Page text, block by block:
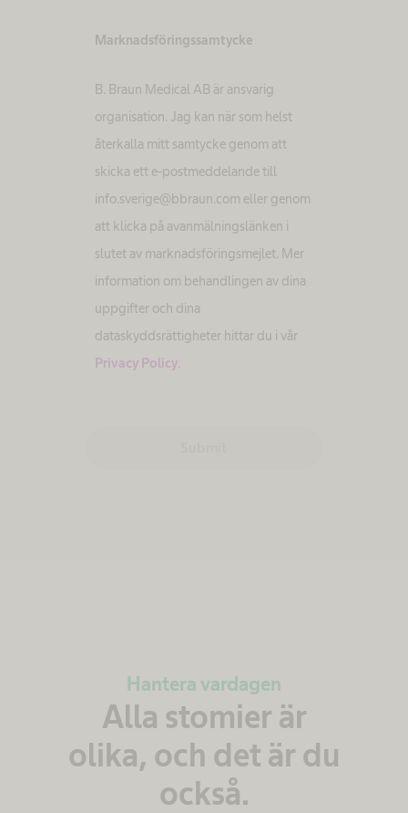
Marknadsföringssamtycke
B. Braun Medical AB är ansvarig
organisation. Jag kan när som helst
återkalla mitt samtycke genom att
skicka ett e-postmeddelande till
info.sverige@bbraun.com eller genom
att klicka på avanmälningslänken i
slutet av marknadsföringsmejlet. Mer
information om behandlingen av dina
uppgifter och dina
dataskyddsrättigheter hittar du i vår
Privacy Policy.
Hantera vardagen
Alla stomier är
olika, och det är du
också.​